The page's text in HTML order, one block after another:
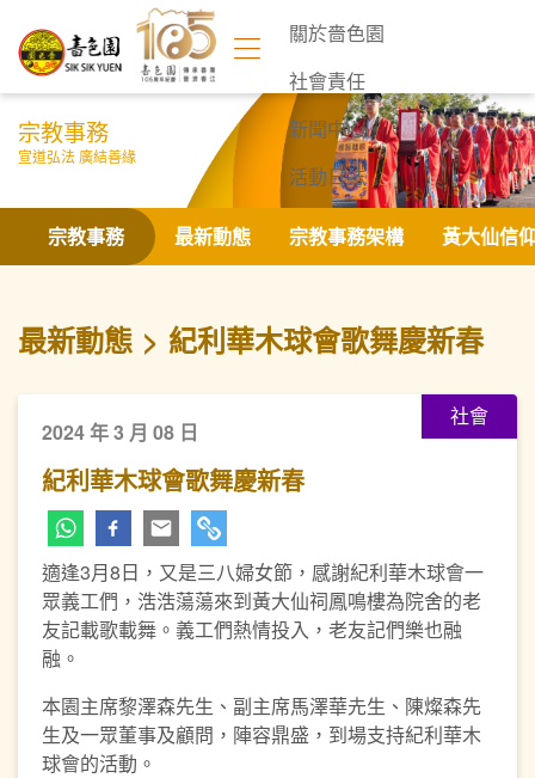
關於嗇色園
社會責任
新聞中心
活動日誌
聯絡我們
宗教事務
宣道弘法 廣結善緣
宗教事務 最新動態 宗教事務架構 黃大仙信
最新動態 紀利華木球會歌舞慶新春
社會
2024 年 3 月 08 日
紀利華木球會歌舞慶新春
適逢3月8日，又是三八婦女節，感謝紀利華木球會一
眾義工們，浩浩蕩蕩來到黃大仙祠鳳鳴樓為院舍的老
友記載歌載舞。義工們熱情投入，老友記們樂也融
融。
本園主席黎澤森先生、副主席馬澤華圥生、陳燦森先
生及一眾董事及顧問，陣容鼎盛，到場支持紀利華木
球會的活動。